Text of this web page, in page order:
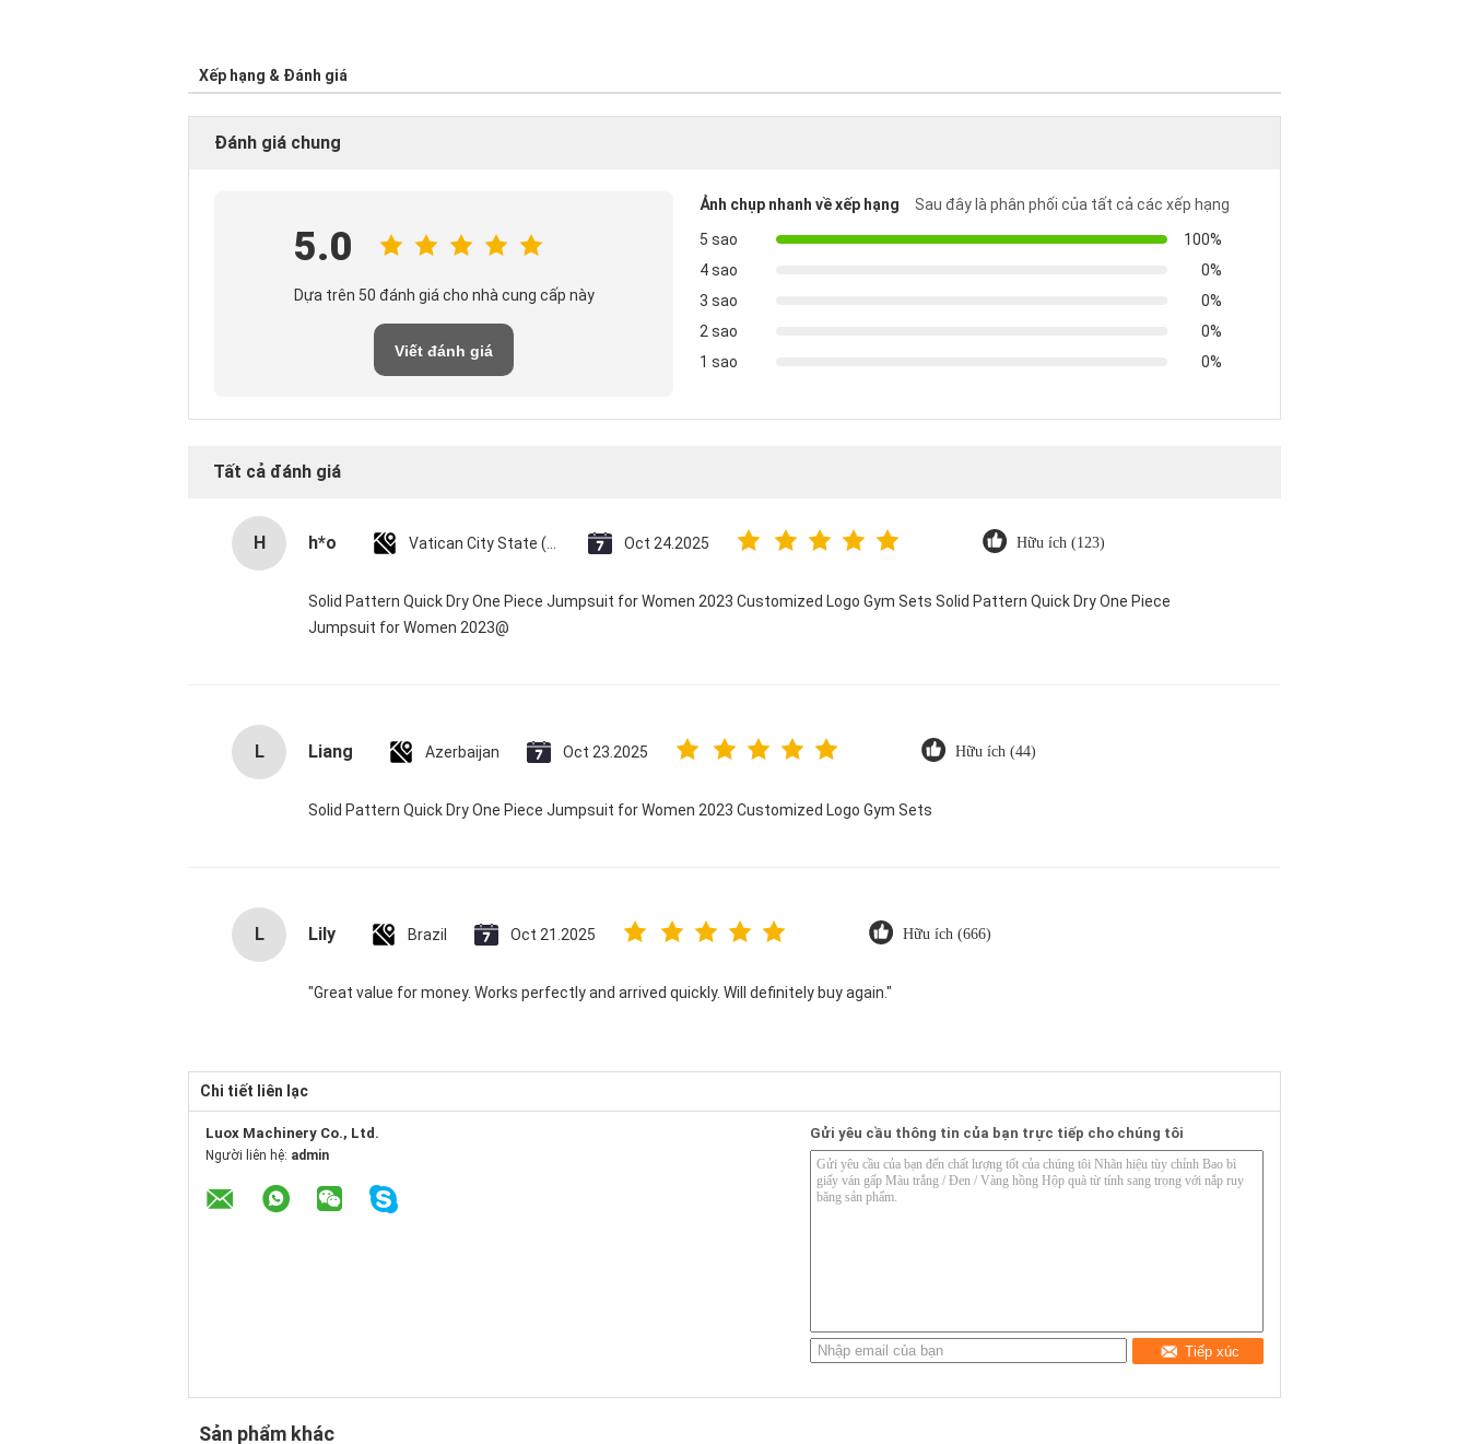
Xếp hạng & Đánh giá
Đánh giá chung
5.0
Dựa trên 50 đánh giá cho nhà cung cấp này
Viết đánh giá
Ảnh chụp nhanh về xếp hạng
Sau đây là phân phối của tất cả các xếp hạng
5 sao
100%
4 sao
0%
3 sao
0%
2 sao
0%
1 sao
0%
Tất cả đánh giá
H h*o Oct 24.2025 Hữu ích (123)
Solid Pattern Quick Dry One Piece Jumpsuit for Women 2023 Customized Logo Gym Sets Solid Pattern Quick Dry One Piece
Jumpsuit for Women 2023@
L Liang Azerbaijan Oct 23.2025 Hữu ích (44)
Solid Pattern Quick Dry One Piece Jumpsuit for Women 2023 Customized Logo Gym Sets
L Lily Brazil Oct 21.2025 Hữu ích (666)
"Great value for money. Works perfectly and arrived quickly. Will definitely buy again."
Chi tiết liên lạc
Luox Machinery Co., Ltd.
Người liên hệ: admin
Gửi yêu cầu thông tin của bạn trực tiếp cho chúng tôi
Tiếp xúc
Sản phẩm khác